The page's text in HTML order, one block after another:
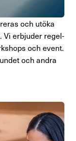
och utöka
Vi erbjuder regel­
och event.
och andra